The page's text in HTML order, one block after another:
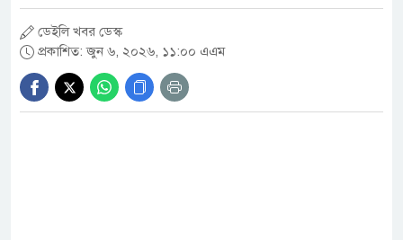
ডেইলি খবর ডেস্ক
প্রকাশিত: জুন ৬, ২০২৬, ১১:০০ এএম